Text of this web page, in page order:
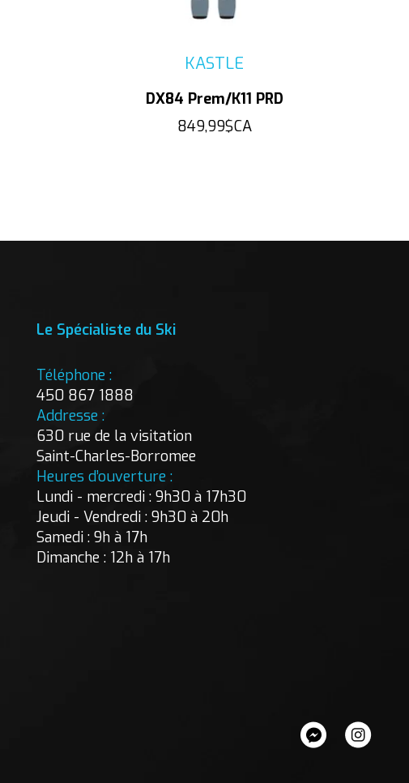
KASTLE
DX84 Prem/K11 PRD
849,99$CA
Le Spécialiste du Ski
Téléphone :
450 867 1888
Addresse :
630 rue de la visitation
Saint-Charles-Borromee
Heures d’ouverture :
Lundi - mercredi : 9h30 à 17h30
Jeudi - Vendredi : 9h30 à 20h
Samedi : 9h à 17h
Dimanche : 12h à 17h